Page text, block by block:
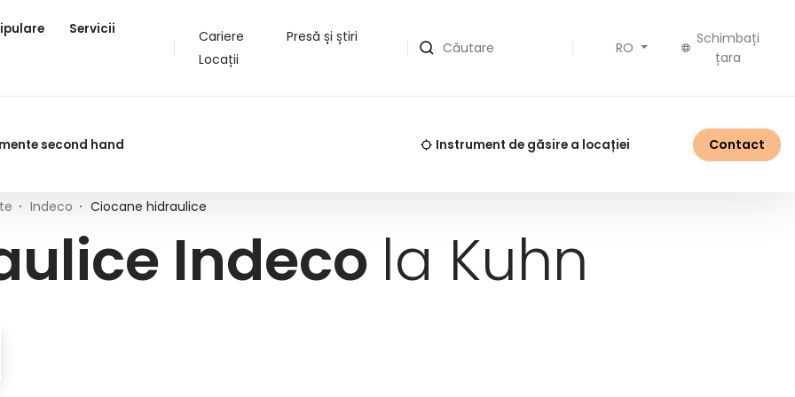
Servicii Cariere
Presă și știri
Locații
Căutare RO
Schimbați
țara
second hand Instrument de găsire a locației Contact
Indeco Ciocane hidraulice
Indeco la Kuhn